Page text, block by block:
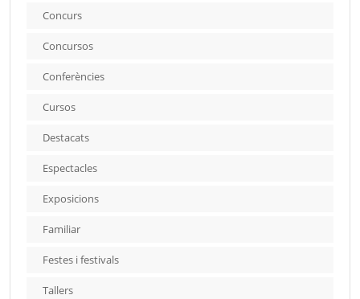
Concurs
Concursos
Conferències
Cursos
Destacats
Espectacles
Exposicions
Familiar
Festes i festivals
Tallers